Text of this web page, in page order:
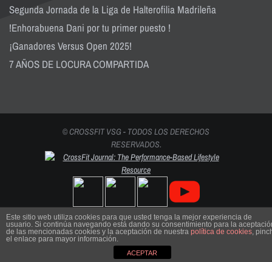
Segunda Jornada de la Liga de Halterofilia Madrileña
!Enhorabuena Dani por tu primer puesto !
¡Ganadores Versus Open 2025!
7 AÑOS DE LOCURA COMPARTIDA
© CROSSFIT VSG - TODOS LOS DERECHOS
RESERVADOS.
Este sitio web utiliza cookies para que usted tenga la mejor experiencia de
usuario. Si continúa navegando está dando su consentimiento para la
de las mencionadas cookies y la aceptación de nuestra política de cookies,
el enlace para mayor información.
ACEPTAR